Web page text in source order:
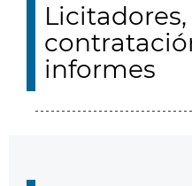
informes